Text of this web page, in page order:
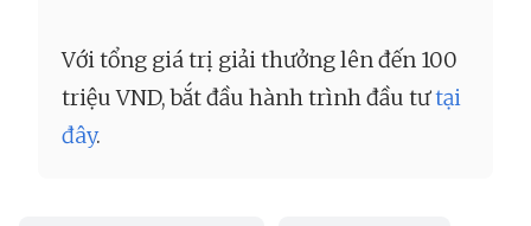
Với tổng giá trị giải thưởng lên đến 100
triệu VND, bắt đầu hành trình đầu tưtại
đây.